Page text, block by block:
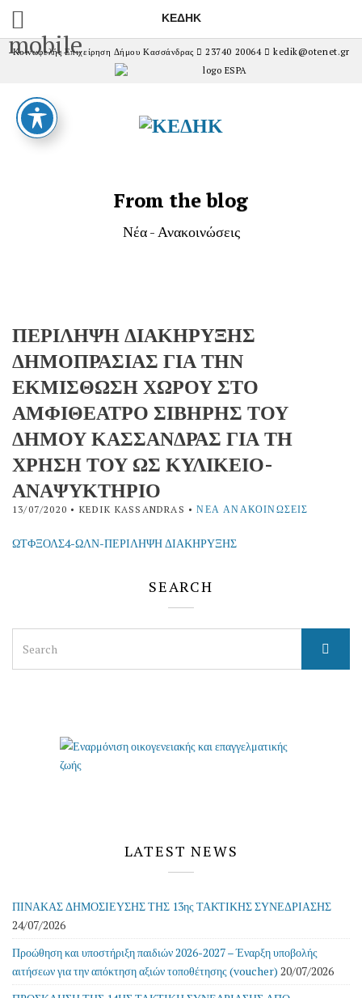
mobile
ΚΕΔΗΚ
Κοινωφελής Επιχείρηση Δήμου Κασσάνδρας 23740 20064 kedik@otenet.gr
From the blog
Νέα - Ανακοινώσεις
ΠΕΡΙΛΗΨΗ ΔΙΑΚΗΡΥΞΗΣ
ΔΗΜΟΠΡΑΣΙΑΣ ΓΙΑ ΤΗΝ
ΕΚΜΙΣΘΩΣΗ ΧΩΡΟΥ ΣΤΟ
ΑΜΦΙΘΕΑΤΡΟ ΣΙΒΗΡΗΣ ΤΟΥ
ΔΗΜΟΥ ΚΑΣΣΑΝΔΡΑΣ ΓΙΑ ΤΗ
ΧΡΗΣΗ ΤΟΥ ΩΣ ΚΥΛΙΚΕΙΟ-
ΑΝΑΨΥΚΤΗΡΙΟ
13/07/2020 • KEDIK KASSANDRAS •ΝΈΑ ΑΝΑΚΟΙΝΏΣΕΙΣ
ΩΤΦΞΟΛΣ4-ΩΛΝ-ΠΕΡΙΛΗΨΗ ΔΙΑΚΗΡΥΞΗΣ
SEARCH
for:
LATEST NEWS
ΠΙΝΑΚΑΣ ΔΗΜΟΣΙΕΥΣΗΣ ΤΗΣ 13ης ΤΑΚΤΙΚΗΣ ΣΥΝΕΔΡΙΑΣΗΣ
24/07/2026
Προώθηση και υποστήριξη παιδιών 2026-2027 – Έναρξη υποβολής
αιτήσεων για την απόκτηση αξιών τοποθέτησης (voucher) 20/07/2026